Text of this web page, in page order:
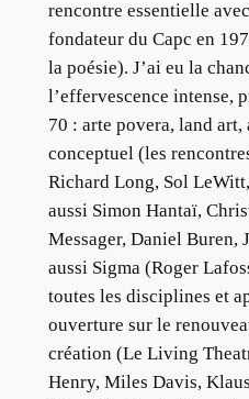
rencontre essentielle
fondateur du Capc en
la poésie). J’ai eu la
l’effervescence intense,
70 : arte povera, land
conceptuel (les
Richard Long, Sol
aussi Simon Hantaï,
Messager, Daniel Buren,
aussi Sigma (Roger
toutes les disciplines et
ouverture sur le
création (Le Living
Henry, Miles Davis,